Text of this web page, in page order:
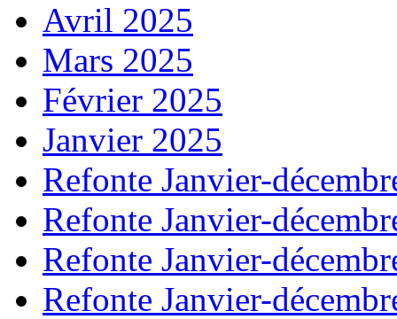
Avril 2025
Mars 2025
Février 2025
Janvier 2025
Refonte Janvier-
Refonte Janvier-
Refonte Janvier-
Refonte Janvier-